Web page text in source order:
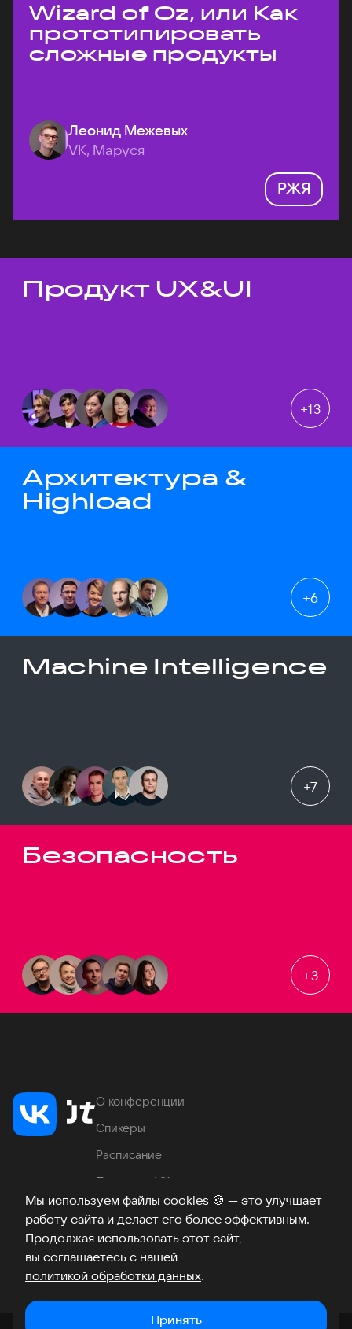
Мы используем файлы cookies 🍪 — это улучшает
работу сайта и делает его более эффективным.
Продолжая использовать этот сайт,
вы соглашаетесь с нашей
политикой обработки данных.
Принять
Wizard of Oz, или Как
прототипировать
сложные продукты
Леонид Межевых
VK, Маруся
РЖЯ
Темы докладов
Продукт UX&UI
+13
Архитектура &
Highload
+6
Machine Intelligence
+7
Безопасность
+3
О конференции
Спикеры
Расписание
Продукты VK
Место проведения
Часто задаваемые вопросы
ТелеграмВКонтакте
Хабр
Возникли вопросы? ©2026